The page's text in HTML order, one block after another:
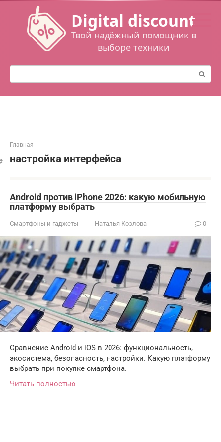
Перейти
контенту
Digital discount
Твой надёжный помощник в
выборе техники
Поиск:
Главная
настройка интерфейса
Android против iPhone 2026: какую мобильную
платформу выбрать
Смартфоны и гаджеты Наталья Козлова 0
Сравнение Android и iOS в 2026: функциональность,
экосистема, безопасность, настройки. Какую платформу
выбрать при покупке смартфона.
Читать полностью